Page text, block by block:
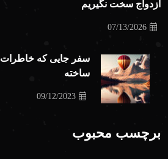
ازدواج سخت نگیریم
07/13/2026
سفر جایی که خاطرات
ساخته
09/12/2023
برچسب محبوب